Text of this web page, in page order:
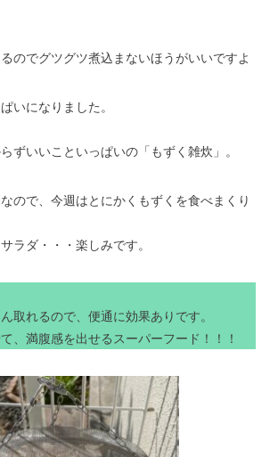
のでグツグツ煮込まないほうがいいですよ
いになりました。
ずいいこといっぱいの「もずく雑炊」。
ので、今週はとにかくもずくを食べまくり
ラダ・・・楽しみです。
取れるので、便通に効果ありです。
、満腹感を出せるスーパーフード！！！